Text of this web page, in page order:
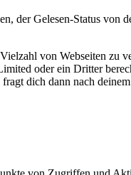
der Gelesen-Status von
von Webseiten zu
oder ein Dritter
dich dann nach